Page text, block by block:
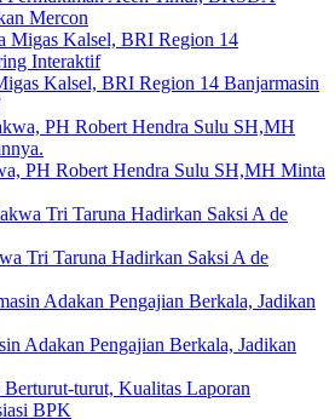
Mercon
Kalsel, BRI Region 14 Banjarmasin
PH Robert Hendra Sulu SH,MH Minta
Tri Taruna Hadirkan Saksi A de
Adakan Pengajian Berkala, Jadikan